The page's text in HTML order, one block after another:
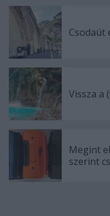
Csodaút
Vissza a
Megint
szerint